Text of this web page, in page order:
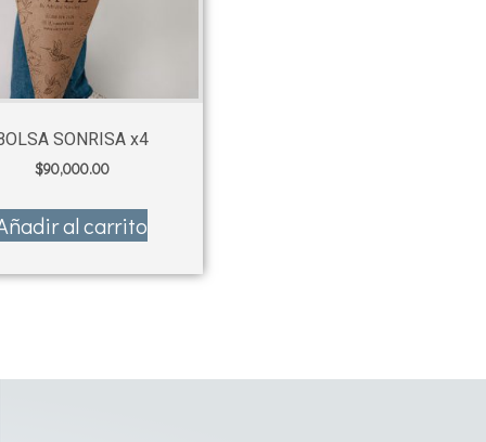
SONRISA x4
$90,000.00
al carrito